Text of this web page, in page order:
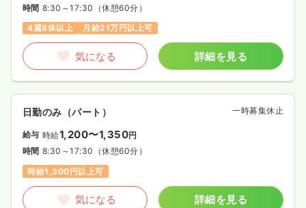
時間 8:30～17:30 （休憩60分）
4週8休以上
月給21万円以上可
気になる 詳細を見る
日勤のみ（パート） 一時募集休止
給与 時給1,200〜1,350円
時間 8:30～17:30 （休憩60分）
時給1,300円以上可
気になる 詳細を見る